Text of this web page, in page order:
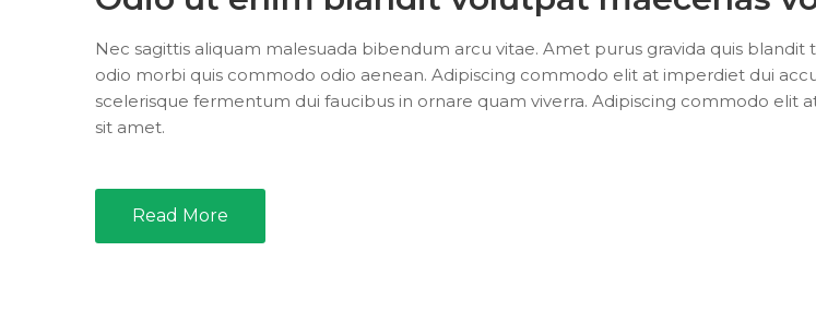
Nec sagittis aliquam malesuada bibendum arcu vitae. Amet purus gravida quis blandit
odio morbi quis commodo odio aenean. Adipiscing commodo elit at imperdiet dui
scelerisque fermentum dui faucibus in ornare quam viverra. Adipiscing commodo elit
sit amet.
Read More